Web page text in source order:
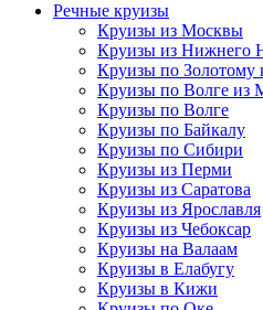
Речные круизы
Круизы из Москвы
Круизы из Нижнего
Круизы по Золотому
Круизы по Волге из
Круизы по Волге
Круизы по Байкалу
Круизы по Сибири
Круизы из Перми
Круизы из Саратова
Круизы из Ярославля
Круизы из Чебоксар
Круизы на Валаам
Круизы в Елабугу
Круизы в Кижи